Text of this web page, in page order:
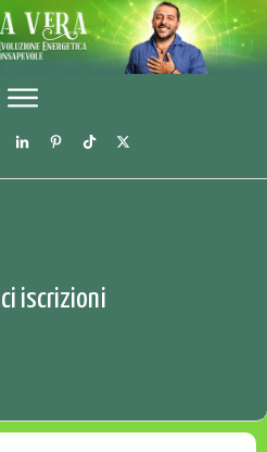
iscrizioni